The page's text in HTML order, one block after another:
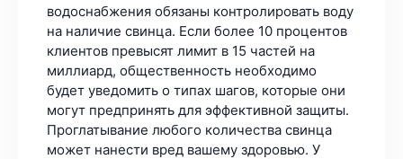
водоснабжения обязаны контролировать воду
на наличие свинца. Если более 10 процентов
клиентов превысят лимит в 15 частей на
миллиард, общественность необходимо
будет уведомить о типах шагов, которые они
могут предпринять для эффективной защиты.
Проглатывание любого количества свинца
может нанести вред вашему здоровью. У